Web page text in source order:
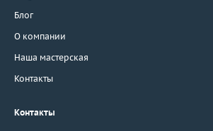
Блог
О компании
Наша мастерская
Контакты
Контакты